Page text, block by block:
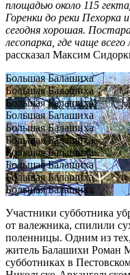
площадью около 115
Горенки до реки Пехорка
сегодня хорошая.
лесопарка, где чаще
рассказал Максим
Большая Балашиха
Большая Балашиха
Большая Балашиха
Большая Балашиха
Большая Балашиха
Большая Балашиха
Большая Балашиха
Большая Балашиха
Большая Балашиха
Большая Балашиха
Участники субботника
от валежника, спилили
поленницы. Одним из
житель Балашихи Роман
субботниках в